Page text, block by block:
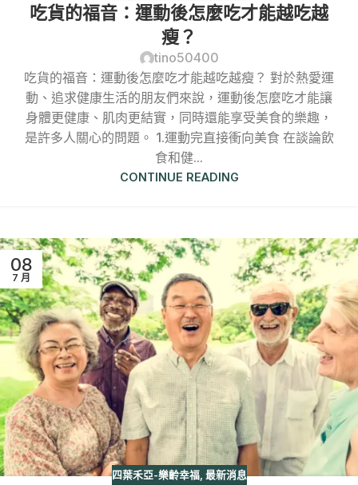
吃貨的福音：運動後怎麼吃才能越吃越
瘦？
tino50400
吃貨的福音：運動後怎麼吃才能越吃越瘦？ 對於熱愛運
動、追求健康生活的朋友們來說，運動後怎麼吃才能讓
身體更健康、肌肉更結實，同時還能享受美食的樂趣，
是許多人關心的問題。 1.運動完直接衝向美食 在談論飲
食和健...
CONTINUE READING
08
7 月
四葉禾亞-樂齡幸福, 最新消息